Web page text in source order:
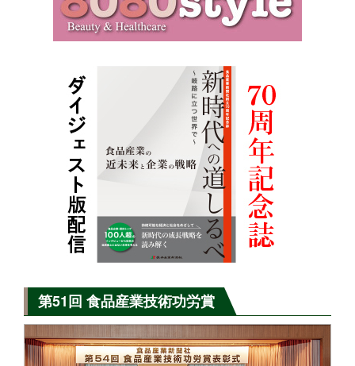
第51回 食品産業技術功労賞